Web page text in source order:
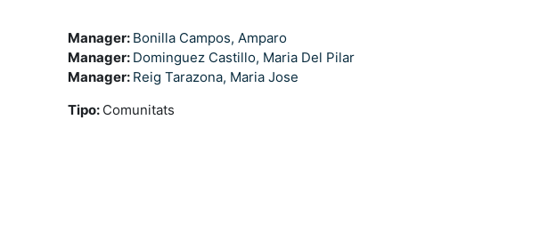
Manager: Bonilla Campos, Amparo
Manager: Dominguez Castillo, Maria Del Pilar
Manager: Reig Tarazona, Maria Jose
Tipo: Comunitats